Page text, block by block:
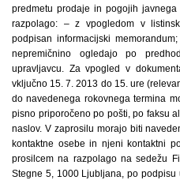
predmetu prodaje in pogojih
razpolago: – z vpogledom v
podpisan informacijski
nepremičnino ogledajo po
upravljavcu. Za vpogled v
vključno 15. 7. 2013 do 15. ure
do navedenega rokovnega termina
pisno priporočeno po pošti, po faksu
naslov. V zaprosilu morajo biti
kontaktne osebe in njeni kontaktni
prosilcem na razpolago na sedežu
Stegne 5, 1000 Ljubljana, po